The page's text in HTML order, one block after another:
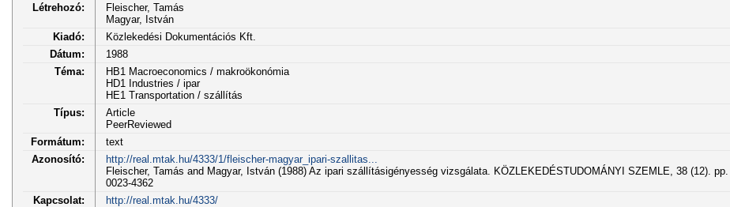
Létrehozó:
Fleischer, Tamás
Magyar, István
Kiadó:
Közlekedési Dokumentációs Kft.
Dátum:
1988
Téma:
HB1 Macroeconomics / makroökonómia
HD1 Industries / ipar
HE1 Transportation / szállítás
Típus:
Article
PeerReviewed
Formátum:
text
Azonosító:
http://real.mtak.hu/4333/1/fleischer-magyar_ipari-szallitas...
Fleischer, Tamás and Magyar, István (1988) Az ipari szállításigényesség vizsgálata. KÖZLEKEDÉSTUDOMÁNYI SZEMLE, 38 (12).
0023-4362
Kapcsolat:
http://real.mtak.hu/4333/